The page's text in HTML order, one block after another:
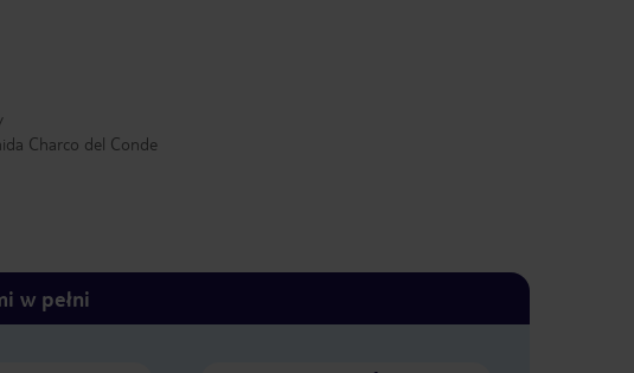
Charco del Conde
w pełni